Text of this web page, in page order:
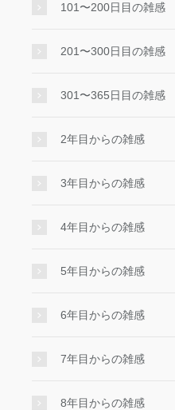
101〜200日目の雑感
201〜300日目の雑感
301〜365日目の雑感
2年目からの雑感
3年目からの雑感
4年目からの雑感
5年目からの雑感
6年目からの雑感
7年目からの雑感
8年目からの雑感